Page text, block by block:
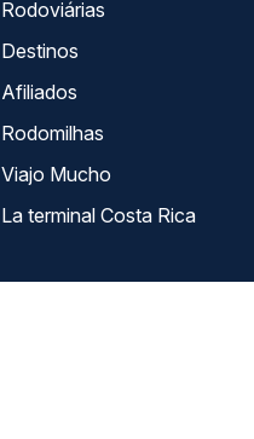
Rodoviárias
Destinos
Afiliados
Rodomilhas
Viajo Mucho
La terminal Costa Rica